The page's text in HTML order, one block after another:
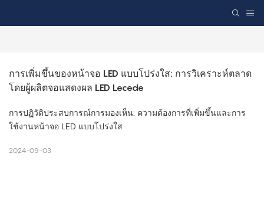
การเพิ่มขึ้นของหน้าจอ LED แบบโปร่งใส: การวิเคราะห์ตลาด
โดยผู้ผลิตจอแสดงผล LED Lecede
การปฏิวัติประสบการณ์การมองเห็น: ความต้องการที่เพิ่มขึ้นและการ
ใช้งานหน้าจอ LED แบบโปร่งใส
2024-09-03